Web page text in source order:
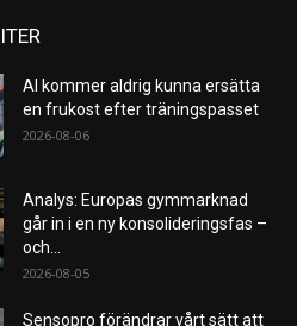
AI kommer aldrig kunna ersätta
en frukost efter träningspasset
2026-08-06
Analys: Europas gymmarknad
går in i en ny konsolideringsfas –
och...
2026-08-05
Sensopro förändrar vårt sätt att